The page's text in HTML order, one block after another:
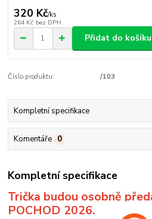
320 Kč/ks
264 Kč bez DPH
Přidat do košíku
Číslo produktu: /103
Kompletní specifikace
Komentáře 0
Kompletní specifikace
Trička budou osobně
POCHOD 2026.